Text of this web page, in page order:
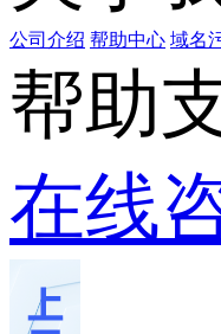
公司介绍 帮助中心 域名
帮助
在线